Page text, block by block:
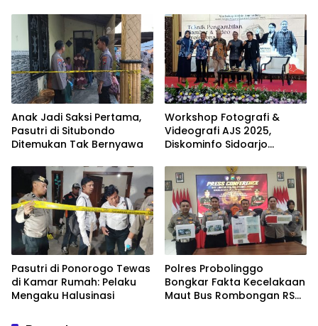
IPPAT
Anak Jadi Saksi Pertama,
Pasutri di Situbondo
Ditemukan Tak Bernyawa
Workshop Fotografi &
Videografi AJS 2025,
Diskominfo Sidoarjo
Angkat Sejarah dan
Budaya
Pasutri di Ponorogo Tewas
di Kamar Rumah: Pelaku
Mengaku Halusinasi
Polres Probolinggo
Bongkar Fakta Kecelakaan
Maut Bus Rombongan RS